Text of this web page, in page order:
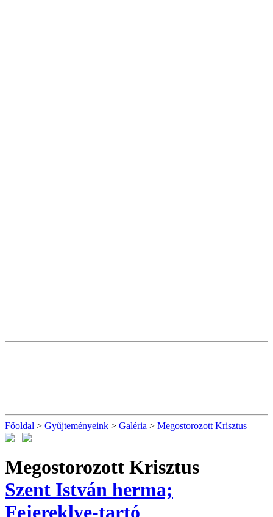
Főoldal > Gyűjteményeink > Galéria > Megostorozott Krisztus
Megostorozott Krisztus
Szent István herma;
Fejereklye-tartó